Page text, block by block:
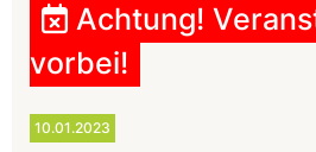
Achtung!
vorbei!
10.01.2023